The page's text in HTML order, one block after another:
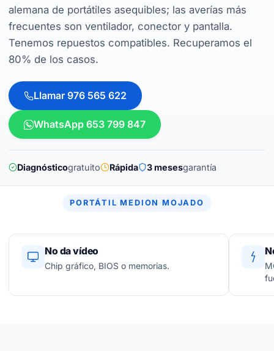
alemana de portátiles asequibles; las averías más
frecuentes son ventilador, conector y pantalla.
Tenemos repuestos compatibles. Recuperamos el
80% de los casos.
Llamar 976 565 622
WhatsApp 653 799 847
Diagnósticogratuito Rápida 3 mesesgarantía
PORTÁTIL MEDION MOJADO
No da vídeo
Chip gráfico, BIOS o memorias.